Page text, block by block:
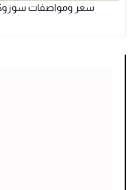
سعر ومواصفات سوزوكى